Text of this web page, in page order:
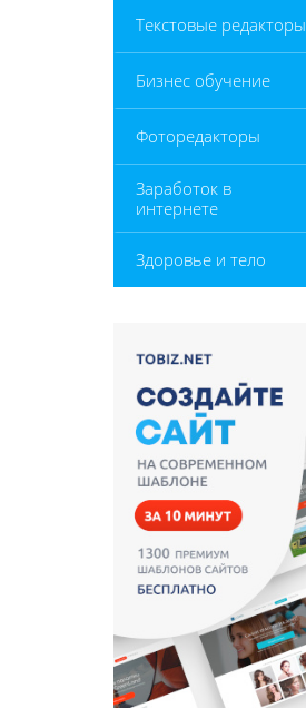
Текстовые редакторы
Бизнес обучение
Фоторедакторы
Заработок в
интернете
Здоровье и тело